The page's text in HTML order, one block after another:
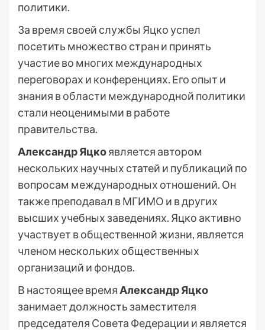
политики.
За время своей службы Яцко успел
посетить множество стран и принять
участие во многих международных
переговорах и конференциях. Его опыт и
знания в области международной политики
стали неоценимыми в работе
правительства.
Александр Яцкоявляется автором
нескольких научных статей и публикаций по
вопросам международных отношений. Он
также преподавал в МГИМО и в других
высших учебных заведениях. Яцко активно
участвует в общественной жизни, является
членом нескольких общественных
организаций и фондов.
В настоящее время Александр Яцко
занимает должность заместителя
председателя Совета Федерации и является